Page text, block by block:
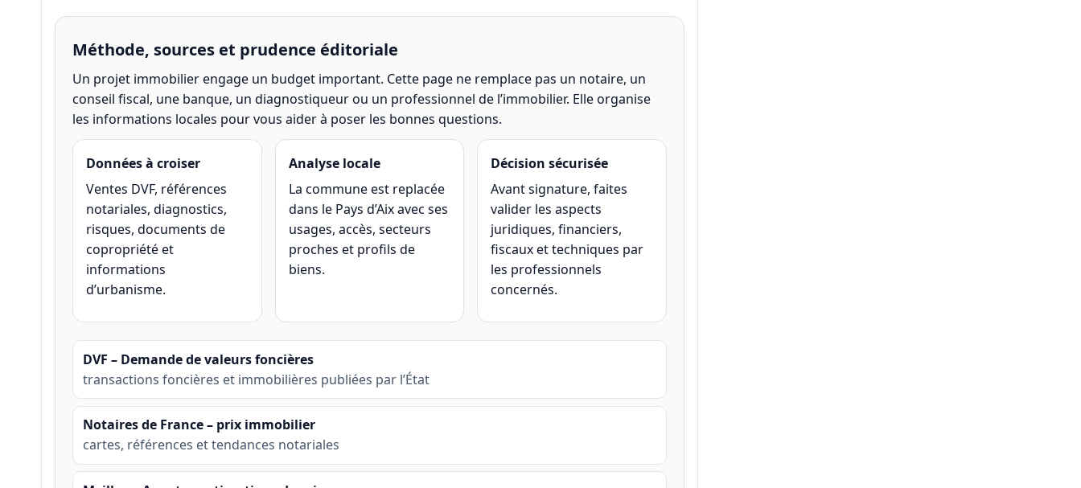
Méthode, sources et prudence éditoriale
Un projet immobilier engage un budget important. Cette page ne remplace pas un notaire, un
conseil fiscal, une banque, un diagnostiqueur ou un professionnel de l’immobilier. Elle organise
les informations locales pour vous aider à poser les bonnes questions.
Données à croiser
Ventes DVF, références
notariales, diagnostics,
risques, documents de
copropriété et
informations
d’urbanisme.
Analyse locale
La commune est replacée
dans le Pays d’Aix avec ses
usages, accès, secteurs
proches et profils de
biens.
Décision sécurisée
Avant signature, faites
valider les aspects
juridiques, financiers,
fiscaux et techniques par
les professionnels
concernés.
DVF – Demande de valeurs foncières
transactions foncières et immobilières publiées par l’État
Notaires de France – prix immobilier
cartes, références et tendances notariales